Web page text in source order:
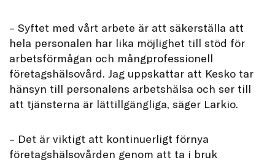
– Syftet med vårt arbete är att säkerställa att
hela personalen har lika möjlighet till stöd för
arbetsförmågan och mångprofessionell
företagshälsovård. Jag uppskattar att Kesko tar
hänsyn till personalens arbetshälsa och ser till
att tjänsterna är lättillgängliga, säger Larkio.
– Det är viktigt att kontinuerligt förnya
företagshälsovården genom att ta i bruk